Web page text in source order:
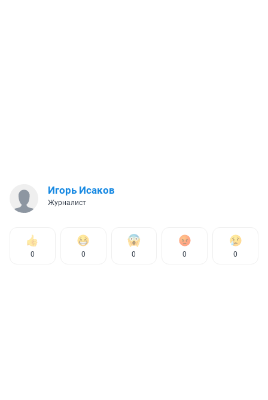
Игорь Исаков
Журналист
0 0 0 0 0